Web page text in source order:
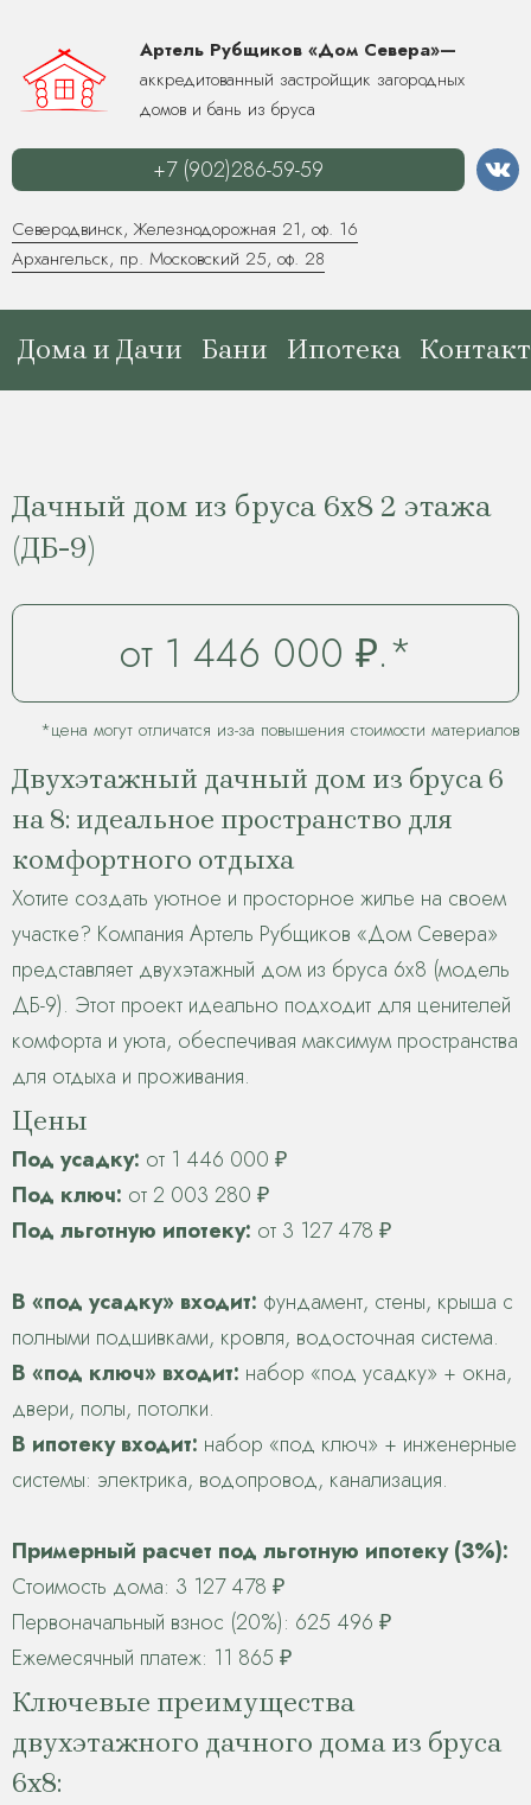
Артель Рубщиков «Дом Севера»—
аккредитованный застройщик загородных
домов и бань из бруса
+7 (902)286-59-59
Северодвинск, Железнодорожная 21, оф. 16
Архангельск, пр. Московский 25, оф. 28
Дома и Дачи Бани Ипотека
Дачный дом из бруса 6х8 2 этажа
(ДБ-9)
от 1 446 000 ₽.*
*цена могут отличатся из-за повышения стоимости материалов
Двухэтажный дачный дом из бруса 6
на 8: идеальное пространство для
комфортного отдыха
Хотите создать уютное и просторное жилье на своем
участке? Компания Артель Рубщиков «Дом Севера»
представляет двухэтажный дом из бруса 6х8 (модель
ДБ-9). Этот проект идеально подходит для ценителей
комфорта и уюта, обеспечивая максимум пространства
для отдыха и проживания.
Цены
Под усадку: от 1 446 000 ₽
Под ключ: от 2 003 280 ₽
Под льготную ипотеку: от 3 127 478 ₽
В «под усадку» входит: фундамент, стены, крыша с
полными подшивками, кровля, водосточная система.
В «под ключ» входит: набор «под усадку» + окна,
двери, полы, потолки.
В ипотеку входит: набор «под ключ» + инженерные
системы: электрика, водопровод, канализация.
Примерный расчет под льготную ипотеку (3%):
Стоимость дома: 3 127 478 ₽
Первоначальный взнос (20%): 625 496 ₽
Ежемесячный платеж: 11 865 ₽
Ключевые преимущества
двухэтажного дачного дома из бруса
6х8: